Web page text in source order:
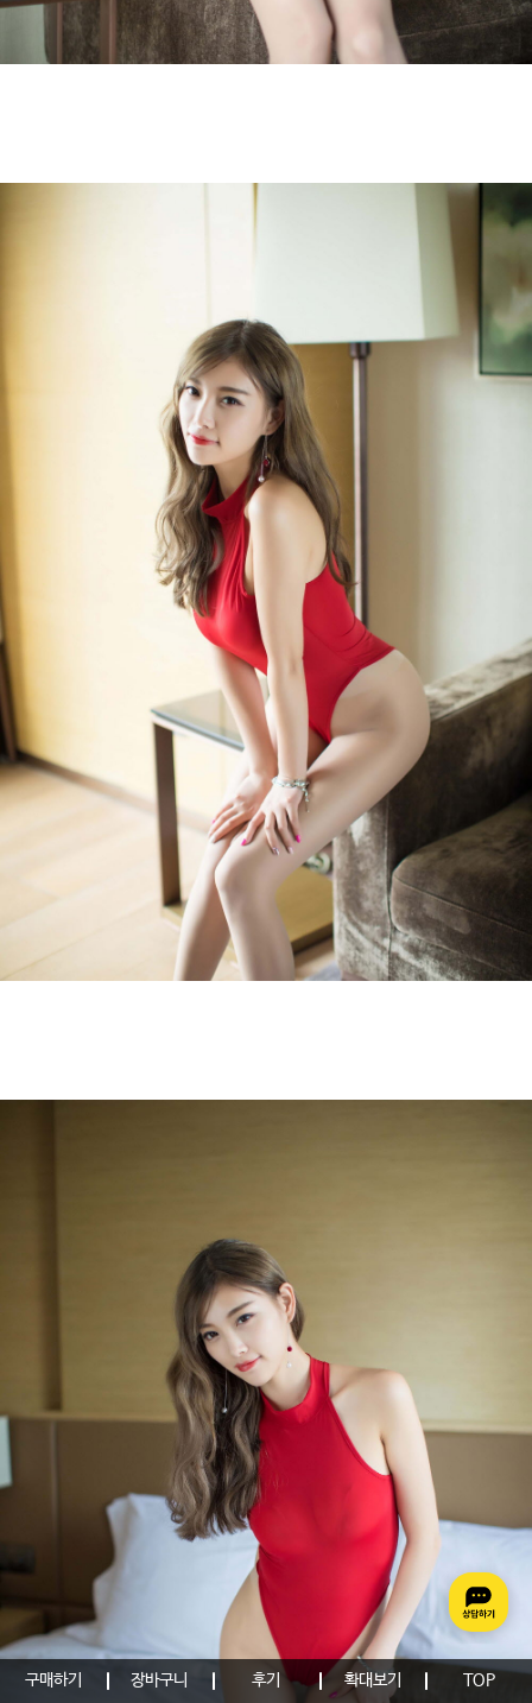
구매하기 장바구니 후기 확대보기 TOP